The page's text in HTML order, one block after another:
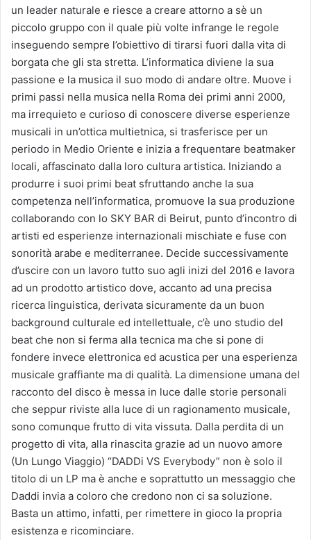
un leader naturale e riesce a creare attorno a sè un
piccolo gruppo con il quale più volte infrange le regole
inseguendo sempre l’obiettivo di tirarsi fuori dalla vita di
borgata che gli sta stretta. L’informatica diviene la sua
passione e la musica il suo modo di andare oltre. Muove i
primi passi nella musica nella Roma dei primi anni 2000,
ma irrequieto e curioso di conoscere diverse esperienze
musicali in un’ottica multietnica, si trasferisce per un
periodo in Medio Oriente e inizia a frequentare beatmaker
locali, affascinato dalla loro cultura artistica. Iniziando a
produrre i suoi primi beat sfruttando anche la sua
competenza nell’informatica, promuove la sua produzione
collaborando con lo SKY BAR di Beirut, punto d’incontro di
artisti ed esperienze internazionali mischiate e fuse con
sonorità arabe e mediterranee. Decide successivamente
d’uscire con un lavoro tutto suo agli inizi del 2016 e lavora
ad un prodotto artistico dove, accanto ad una precisa
ricerca linguistica, derivata sicuramente da un buon
background culturale ed intellettuale, c’è uno studio del
beat che non si ferma alla tecnica ma che si pone di
fondere invece elettronica ed acustica per una esperienza
musicale graffiante ma di qualità. La dimensione umana del
racconto del disco è messa in luce dalle storie personali
che seppur riviste alla luce di un ragionamento musicale,
sono comunque frutto di vita vissuta. Dalla perdita di un
progetto di vita, alla rinascita grazie ad un nuovo amore
(Un Lungo Viaggio) “DADDi VS Everybody” non è solo il
titolo di un LP ma è anche e soprattutto un messaggio che
Daddi invia a coloro che credono non ci sa soluzione.
Basta un attimo, infatti, per rimettere in gioco la propria
esistenza e ricominciare.